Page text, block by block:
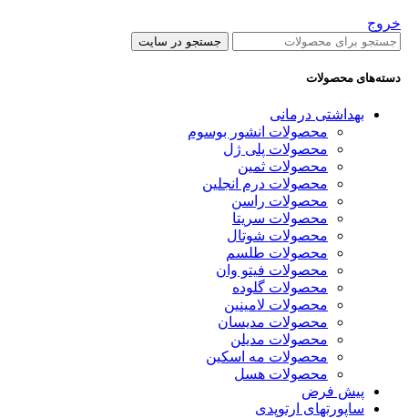
خروج
جستجو در سایت
دسته‌های محصولات
بهداشتی درمانی
محصولات انشور بوسوم
محصولات پلی ژل
محصولات ثمین
محصولات درم انجلین
محصولات راسن
محصولات سریتا
محصولات شوتال
محصولات طلسم
محصولات فیتو وان
محصولات گلوده
محصولات لامینین
محصولات مدیسان
محصولات مدیلن
محصولات مه اسکین
محصولات هسل
پیش فرض
ساپورتهای ارتوپدی